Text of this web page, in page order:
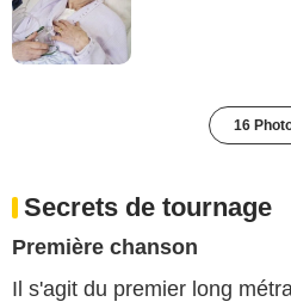
16
Secrets de tournage
Première chanson
Il s'agit du premier long